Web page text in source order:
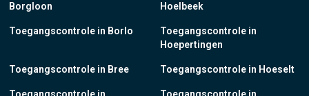
Borgloon
Toegangscontrole in Borlo
Toegangscontrole in Bree
Hoelbeek
Toegangscontrole in
Hoepertingen
Toegangscontrole in Hoeselt